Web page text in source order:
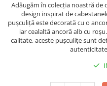
Adăugăm în colecția noastră de
design inspirat de
pușculiță este decorată cu o
iar cealaltă ancoră alb cu
calitate, aceste pușculițe sunt